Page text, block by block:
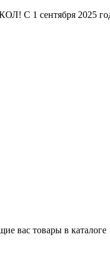
сентября 2025 года
вас товары в каталоге